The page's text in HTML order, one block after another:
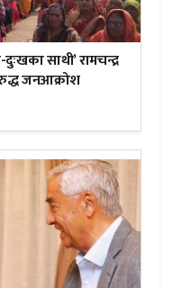
साथी’ रामचन्द्र
जनआक्रोश